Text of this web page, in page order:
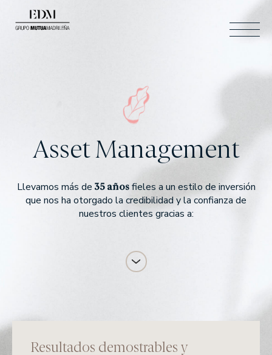
CAT
Quiénes somos
WEALTH MANAGEMENT
Asset Management
Llevamos más de 35 añosfieles a un estilo de inversión
que nos ha otorgado la credibilidad y la confianza de
nuestros clientes gracias a:
Resultados demostrables y